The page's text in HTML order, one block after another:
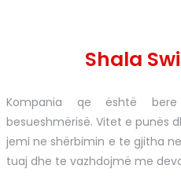
Shala
Kompania qe është
besueshmërisë. Vitet e punës
jemi ne shërbimin e te gjitha
tuaj dhe te vazhdojmë me